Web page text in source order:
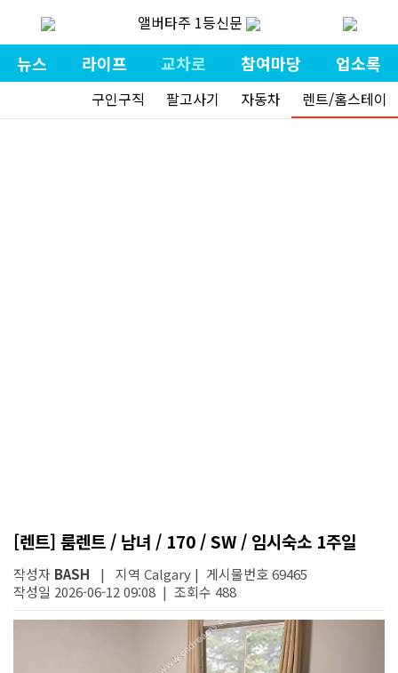
앨버타주 1등신문
뉴스 라이프 교차로 참여마당 업소록
구인구직 팔고사기 자동차 렌트/홈스테이
[렌트] 룸렌트 / 남녀 / 170 / SW / 임시숙소 1주일
작성자 BASH | 지역 Calgary | 게시물번호 69465
작성일 2026-06-12 09:08 | 조회수 488